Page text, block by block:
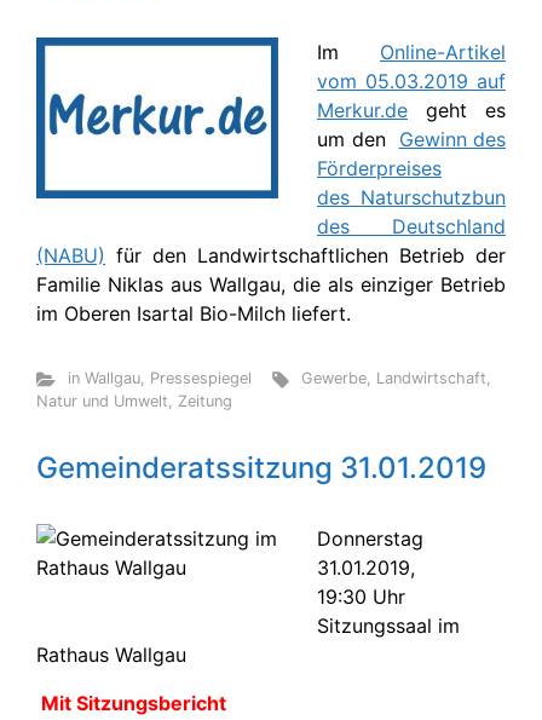
Im Online-Artikel
vom 05.03.2019 auf
Merkur.de geht es
um den Gewinn des
Förderpreises
des Naturschutzbun
des Deutschland
(NABU) für den Landwirtschaftlichen Betrieb der
Familie Niklas aus Wallgau, die als einziger Betrieb
im Oberen Isartal Bio-Milch liefert.
in Wallgau, Pressespiegel Gewerbe, Landwirtschaft,
Natur und Umwelt, Zeitung
Gemeinderatssitzung 31.01.2019
Donnerstag
31.01.2019,
19:30 Uhr
Sitzungssaal im
Rathaus Wallgau
Mit Sitzungsbericht